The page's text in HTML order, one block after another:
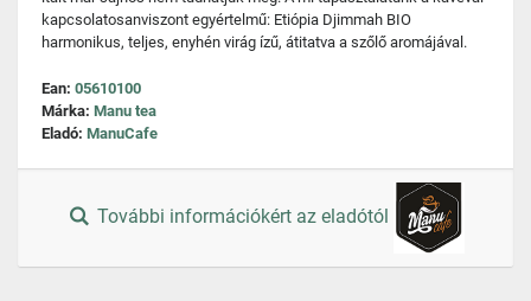
kapcsolatosanviszont egyértelmű: Etiópia Djimmah BIO
harmonikus, teljes, enyhén virág ízű, átitatva a szőlő aromájával.
Ean: 05610100
Márka: Manu tea
Eladó: ManuCafe
További információkért az eladótól